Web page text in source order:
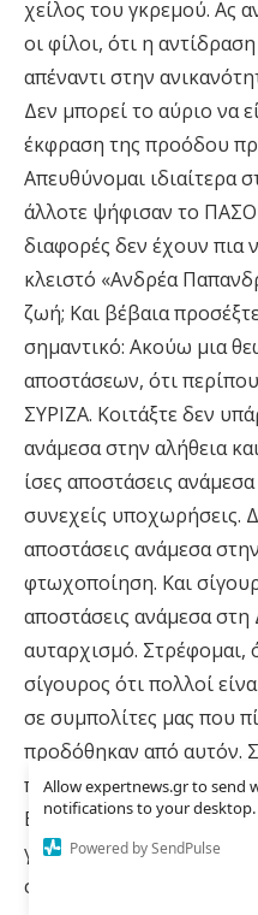
Allow expertnews.gr to send
notifications to your desktop.
Powered by SendPulse
χείλος του γκρεμού. Ας
οι φίλοι, ότι η
απέναντι στην
Δεν μπορεί το αύριο να
έκφραση της προόδου
Απευθύνομαι ιδιαίτερα
άλλοτε ψήφισαν το
διαφορές δεν έχουν
κλειστό «Ανδρέα
ζωή; Και βέβαια
σημαντικό: Ακούω μια
αποστάσεων, ότι
ΣΥΡΙΖΑ. Κοιτάξτε δεν
ανάμεσα στην αλήθεια
ίσες αποστάσεις
συνεχείς υποχωρήσεις.
αποστάσεις ανάμεσα
φτωχοποίηση. Και
αποστάσεις ανάμεσα στη
αυταρχισμό. Στρέφομαι,
σίγουρος ότι πολλοί
σε συμπολίτες μας που
προδόθηκαν από αυτόν.
προσπάθεια να κάνουμε
Ελλήνων, να γίνουμε
γυρίσουμε στο
σε μία νέα